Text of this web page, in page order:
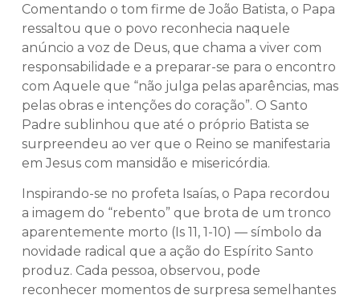
Comentando o tom firme de João Batista, o Papa
ressaltou que o povo reconhecia naquele
anúncio a voz de Deus, que chama a viver com
responsabilidade e a preparar-se para o encontro
com Aquele que “não julga pelas aparências, mas
pelas obras e intenções do coração”. O Santo
Padre sublinhou que até o próprio Batista se
surpreendeu ao ver que o Reino se manifestaria
em Jesus com mansidão e misericórdia.
Inspirando-se no profeta Isaías, o Papa recordou
a imagem do “rebento” que brota de um tronco
aparentemente morto (Is 11, 1-10) — símbolo da
novidade radical que a ação do Espírito Santo
produz. Cada pessoa, observou, pode
reconhecer momentos de surpresa semelhantes